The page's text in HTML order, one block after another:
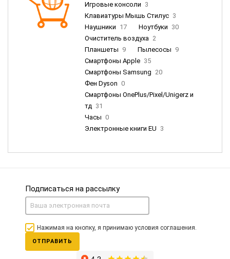
Игровые консоли 3
Клавиатуры Мышь Стилус 3
Наушники 17 Ноутбуки 30
Очиститель воздуха 2
Планшеты 9 Пылесосы 9
Смартфоны Apple 35
Смартфоны Samsung 20
Фен Dyson 0
Смартфоны OnePlus/Pixel/Unigerz и
тд 31
Часы 0
Электронные книги EU 3
Подписаться на рассылку
Нажимая на кнопку, я принимаю условия соглашения.
ОТПРАВИТЬ